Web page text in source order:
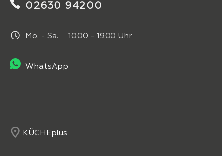
02630 94200
Mo. - Sa. 10.00 - 19.00 Uhr
WhatsApp
KÜCHEplus